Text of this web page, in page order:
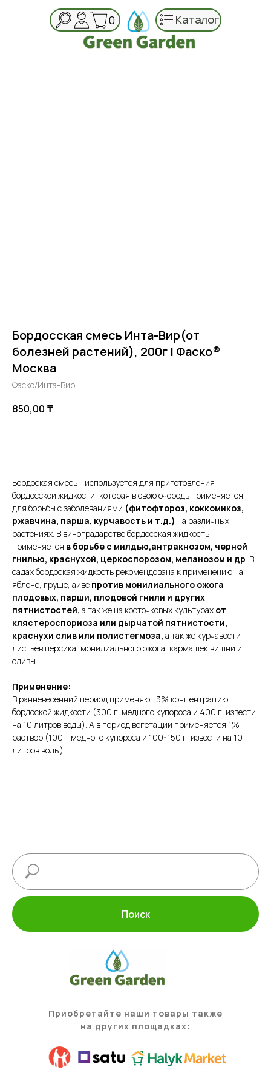
0 Каталог
Бордосская смесь Инта-Вир(от
болезней растений), 200г | Фаско®
Москва
Фаско/Инта-Вир
850,00 ₸
Бордоская смесь - используется для приготовления
бордосской жидкости, которая в свою очередь применяется
для борьбы с заболеваниями (фитофтороз, коккомикоз,
ржавчина, парша, курчавость и т.д.) на различных
растениях. В виноградарстве бордосская жидкость
применяется в борьбе с милдью,антракнозом, черной
гнилью, краснухой, церкоспорозом, меланозом и др . В
садах бордоская жидкость рекомендована к применению на
яблоне, груше, айве против монилиального ожога
плодовых, парши, плодовой гнили и других
пятнистостей, а так же на косточковых культурах от
клястероспориоза или дырчатой пятнистости,
краснухи слив или полистегмоза, а так же курчавости
листьев персика, монилиального ожога, кармашек вишни и
сливы.
Применение:
В ранневесенний период применяют 3% концентрацию
бордоской жидкости (300 г. медного купороса и 400 г. извести
на 10 литров воды). А в период вегетации применяется 1%
раствор (100г. медного купороса и 100-150 г. извести на 10
литров воды).
Поиск
Приобретайте наши товары также
на других площадках: